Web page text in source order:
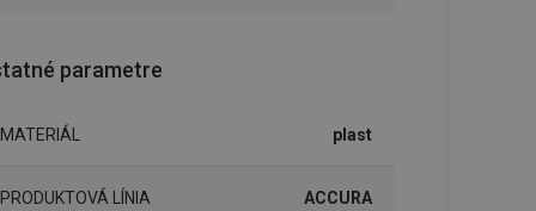
parametre
MATERIÁL plast
PRODUKTOVÁ LÍNIA ACCURA